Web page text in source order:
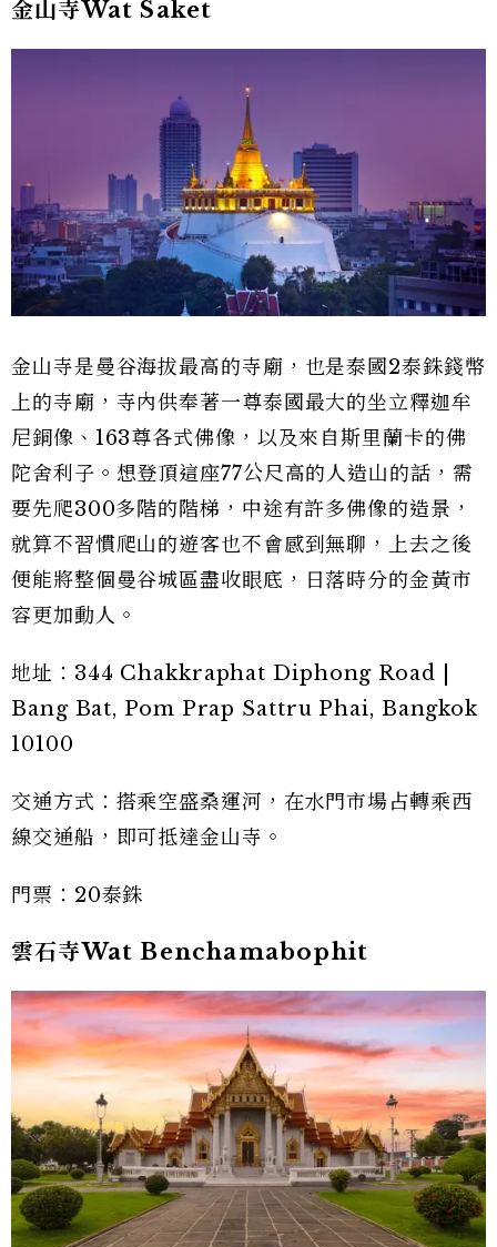
金山寺Wat Saket
金山寺是曼谷海拔最高的寺廟，也是泰國2泰銖錢幣
上的寺廟，寺內供奉著一尊泰國最大的坐立釋迦牟
尼銅像、163尊各式佛像，以及來自斯里蘭卡的佛
陀舍利子。想登頂這座77公尺高的人造山的話，需
要先爬300多階的階梯，中途有許多佛像的造景，
就算不習慣爬山的遊客也不會感到無聊，上去之後
便能將整個曼谷城區盡收眼底，日落時分的金黃市
容更加動人。
地址：344 Chakkraphat Diphong Road |
Bang Bat, Pom Prap Sattru Phai, Bangkok
10100
交通方式：搭乘空盛桑運河，在水門市場占轉乘西
線交通船，即可抵達金山寺。
門票：20泰銖
雲石寺Wat Benchamabophit